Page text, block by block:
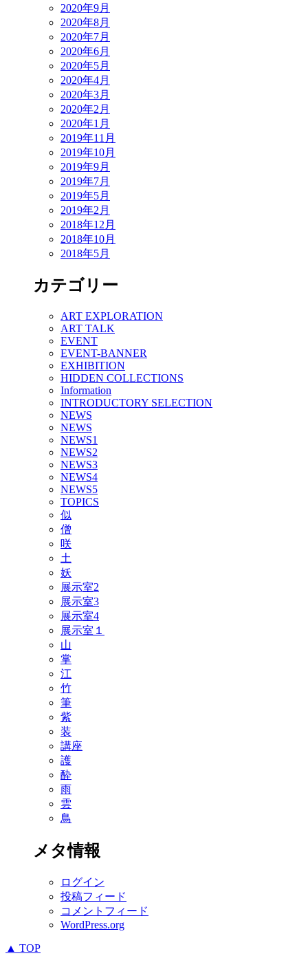
2020年9月
2020年8月
2020年7月
2020年6月
2020年5月
2020年4月
2020年3月
2020年2月
2020年1月
2019年11月
2019年10月
2019年9月
2019年7月
2019年5月
2019年2月
2018年12月
2018年10月
2018年5月
カテゴリー
ART EXPLORATION
ART TALK
EVENT
EVENT-BANNER
EXHIBITION
HIDDEN COLLECTIONS
Information
INTRODUCTORY SELECTION
NEWS
NEWS
NEWS1
NEWS2
NEWS3
NEWS4
NEWS5
TOPICS
似
僧
咲
土
妖
展示室2
展示室3
展示室4
展示室１
山
掌
江
竹
筆
紫
装
講座
護
酔
雨
雲
鳥
メタ情報
ログイン
投稿フィード
コメントフィード
WordPress.org
▲ TOP